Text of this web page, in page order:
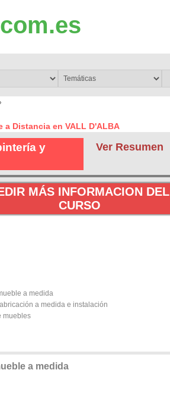
a Distancia en VALL D'ALBA
Ver Resumen
y
MÁS INFORMACION DEL
CURSO
a medida
a medida e instalación
muebles
a medida